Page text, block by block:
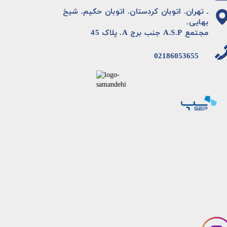
ـ تهران. اتوبان کردستان. اتوبان حکیم. شیخ
بهایی.
مجتمع A.S.P جنب برج A. پلاک 45
02186053655